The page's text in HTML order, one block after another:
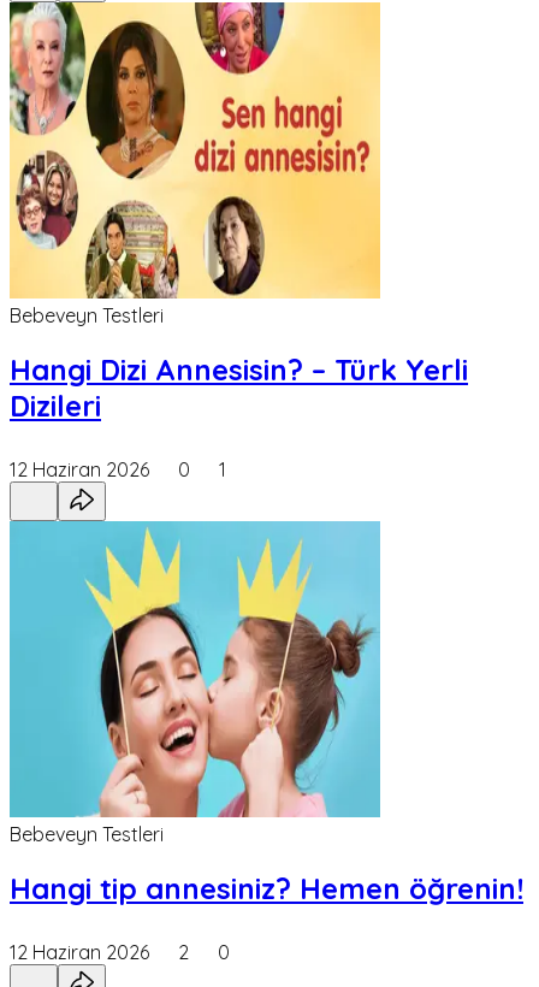
Bebeveyn Testleri
Hangi Dizi Annesisin? – Türk Yerli
Dizileri
12 Haziran 2026 0 1
Bebeveyn Testleri
Hangi tip annesiniz? Hemen öğrenin!
12 Haziran 2026 2 0